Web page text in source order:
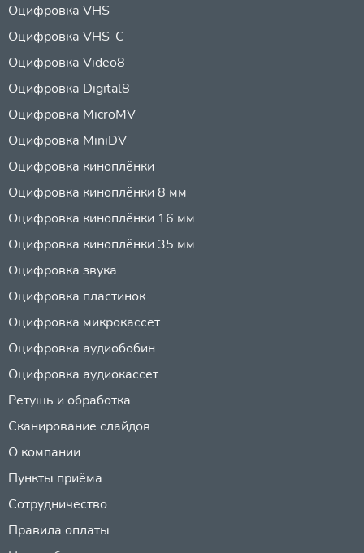
Оцифровка VHS
Оцифровка VHS-C
Оцифровка Video8
Оцифровка Digital8
Оцифровка MicroMV
Оцифровка MiniDV
Оцифровка киноплёнки
Оцифровка киноплёнки 8 мм
Оцифровка киноплёнки 16 мм
Оцифровка киноплёнки 35 мм
Оцифровка звука
Оцифровка пластинок
Оцифровка микрокассет
Оцифровка аудиобобин
Оцифровка аудиокассет
Ретушь и обработка
Сканирование слайдов
О компании
Пункты приёма
Сотрудничество
Правила оплаты